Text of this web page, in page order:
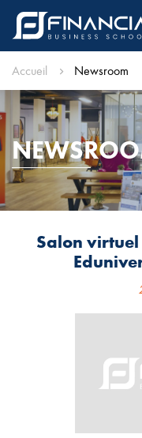
Accueil Newsroom
Salon